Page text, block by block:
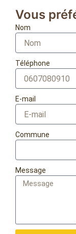
Vous
Nom
Téléphone
E-mail
Commune
Message